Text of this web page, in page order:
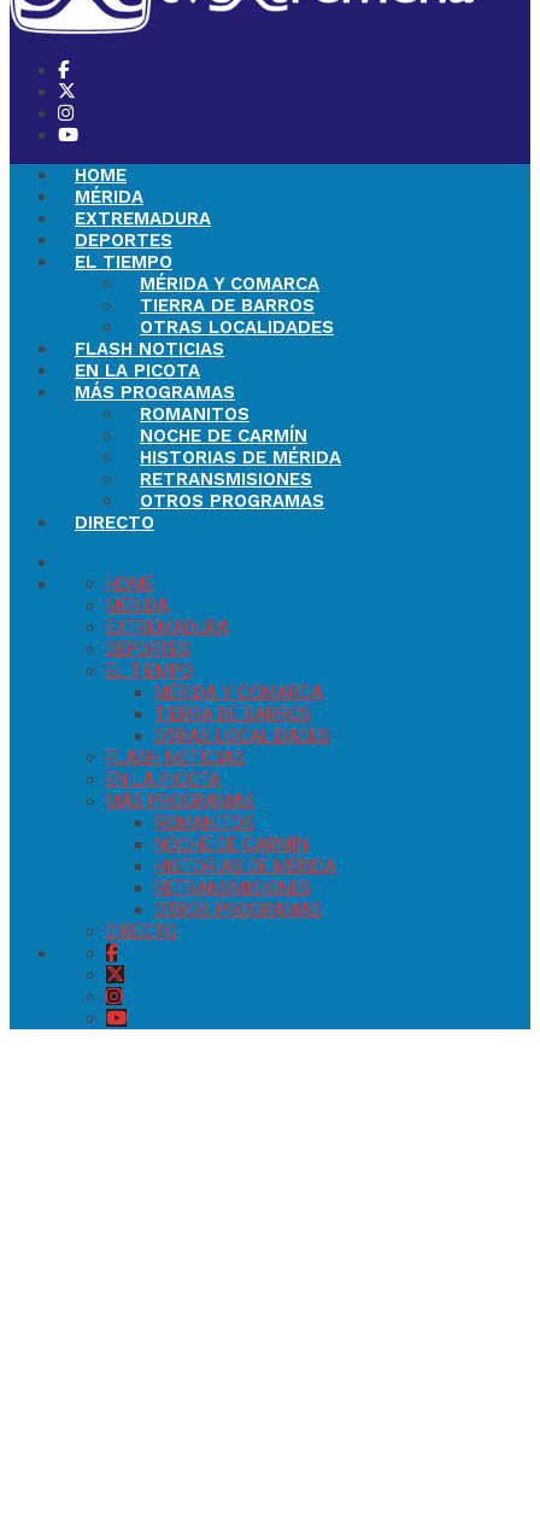
HOME
MÉRIDA
EXTREMADURA
DEPORTES
EL TIEMPO
MÉRIDA Y COMARCA
TIERRA DE BARROS
OTRAS LOCALIDADES
FLASH NOTICIAS
EN LA PICOTA
MÁS PROGRAMAS
ROMANITOS
NOCHE DE CARMÍN
HISTORIAS DE MÉRIDA
RETRANSMISIONES
OTROS PROGRAMAS
DIRECTO
HOME
MÉRIDA
EXTREMADURA
DEPORTES
EL TIEMPO
MÉRIDA Y COMARCA
TIERRA DE BARROS
OTRAS LOCALIDADES
FLASH NOTICIAS
EN LA PICOTA
MÁS PROGRAMAS
ROMANITOS
NOCHE DE CARMÍN
HISTORIAS DE MÉRIDA
RETRANSMISIONES
OTROS PROGRAMAS
DIRECTO